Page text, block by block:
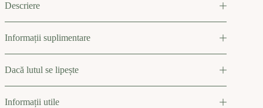
Descriere
Informații suplimentare
Dacă lutul se lipește
Informații utile